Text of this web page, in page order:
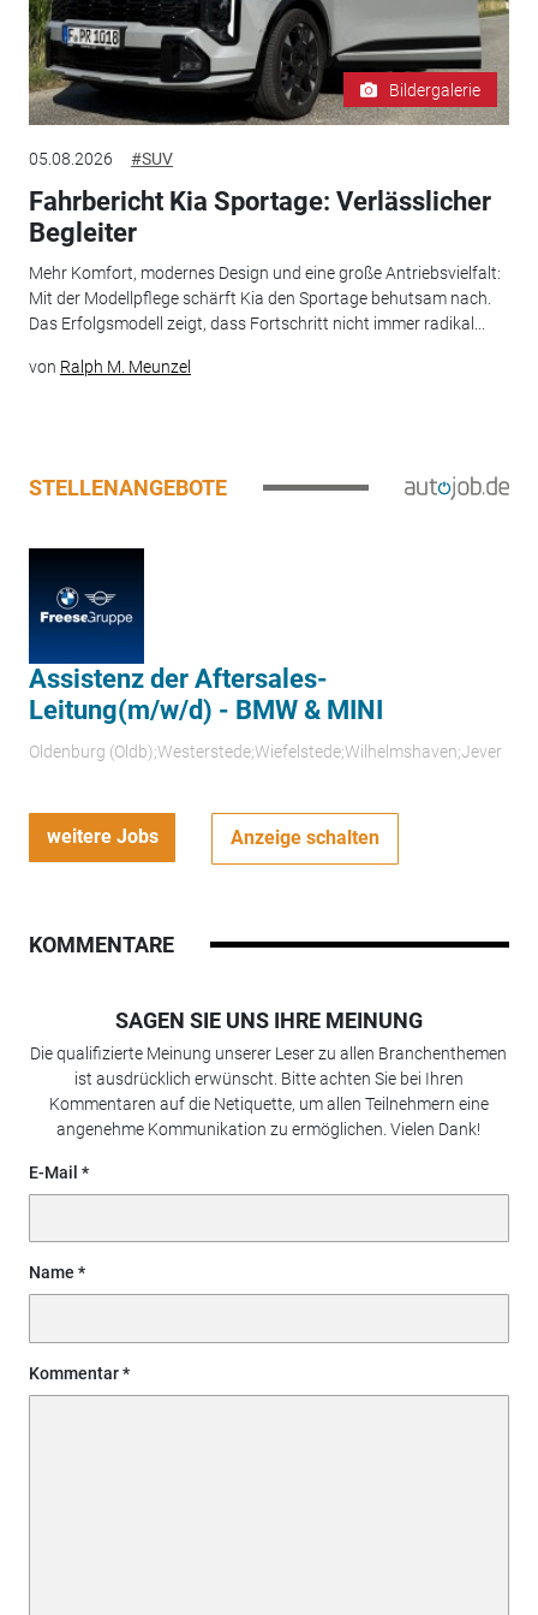
Bildergalerie
05.08.2026 #SUV
Fahrbericht Kia Sportage: Verlässlicher
Begleiter
Mehr Komfort, modernes Design und eine große Antriebsvielfalt:
Mit der Modellpflege schärft Kia den Sportage behutsam nach.
Das Erfolgsmodell zeigt, dass Fortschritt nicht immer radikal...
von Ralph M. Meunzel
STELLENANGEBOTE
Assistenz der Aftersales-
Leitung(m/w/d) - BMW & MINI
Oldenburg (Oldb);Westerstede;Wiefelstede;Wilhelmshaven;Jever
weitere Jobs Anzeige schalten
KOMMENTARE
SAGEN SIE UNS IHRE MEINUNG
Die qualifizierte Meinung unserer Leser zu allen Branchenthemen
ist ausdrücklich erwünscht. Bitte achten Sie bei Ihren
Kommentaren auf die Netiquette, um allen Teilnehmern eine
angenehme Kommunikation zu ermöglichen. Vielen Dank!
E-Mail
Name
Kommentar